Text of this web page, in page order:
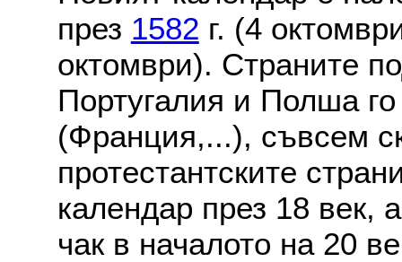
през 1582 г. (4
октомври). Страните
Португалия и Полша
(Франция,...), съвсем
протестантските
календар през 18 век,
чак в началото на 20